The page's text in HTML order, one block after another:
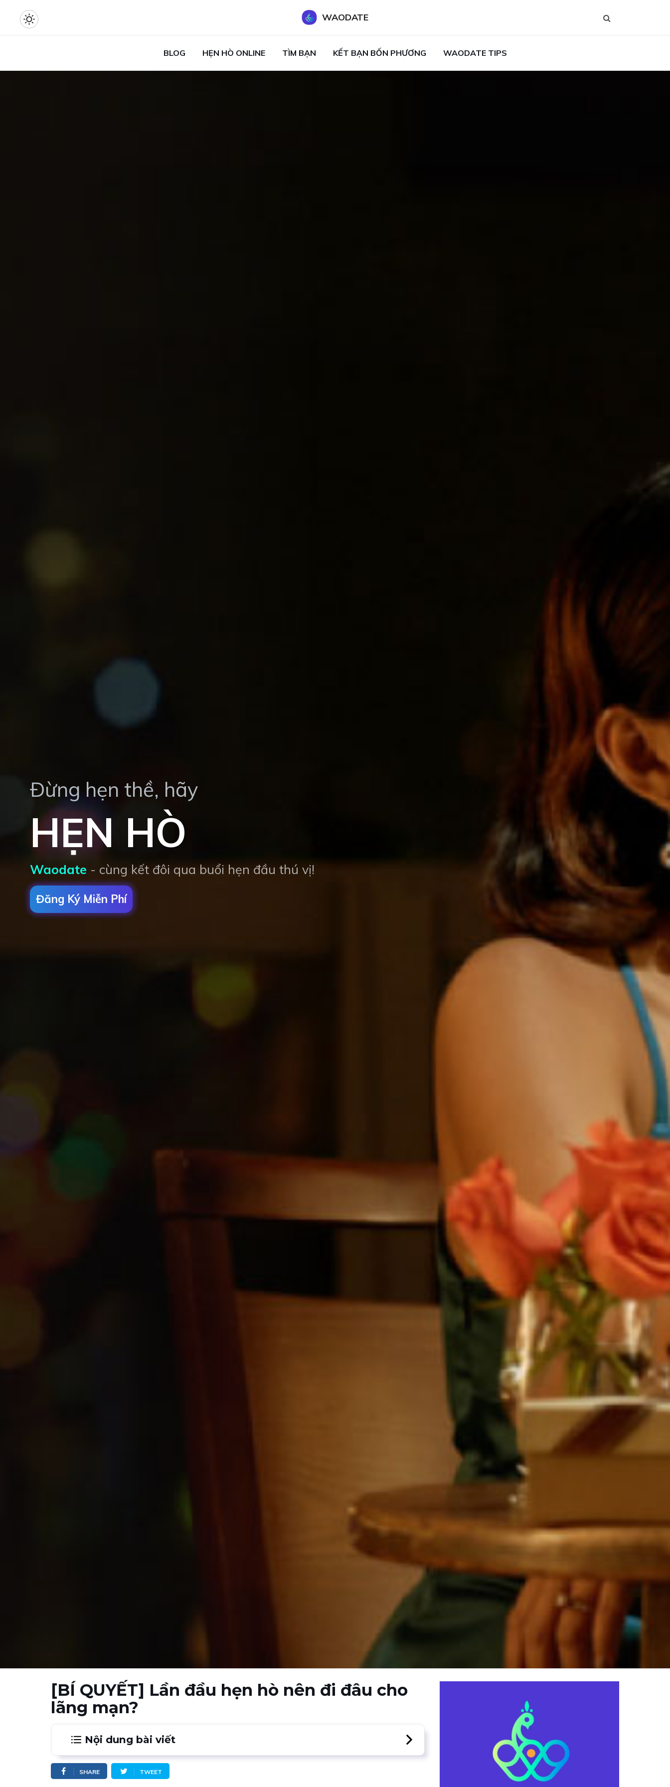
WAODATE
BLOG HẸN HÒ ONLINE TÌM BẠN KẾT BẠN BỐN PHƯƠNG WAODATE TIPS
Đăng Ký Miễn Phí
[BÍ QUYẾT] Lần đầu hẹn hò nên đi đâu cho
lãng mạn?
Nội dung bài viết
1.Lần đầu hẹn hò nên đi đâu? - Không gian cafe lãng mạn là lựa chọn tốt
Cafe sân vườn
Cafe sách
SHARE TWEET